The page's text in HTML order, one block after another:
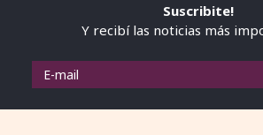
Suscribite!
Y recibí las noticias más